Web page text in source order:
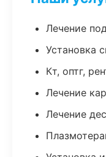
Лечение
Установка
Кт, оптг,
Лечение
Лечение